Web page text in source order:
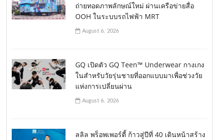
ถ่ายทอดภาพลักษณ์ใหม่ ผ่านเครือข่ายสื่อ
OOH ในระบบรถไฟฟ้า MRT
August 6, 2026
GQ เปิดตัว GQ Teen™ Underwear กางเกง
ในสำหรับวัยรุ่นชายที่ออกแบบมาเพื่อช่วงวัย
แห่งการเปลี่ยนผ่าน
August 6, 2026
ลลิล พร็อพเพอร์ตี้ ก้าวสู่ปีที่ 40 เดินหน้าสร้าง